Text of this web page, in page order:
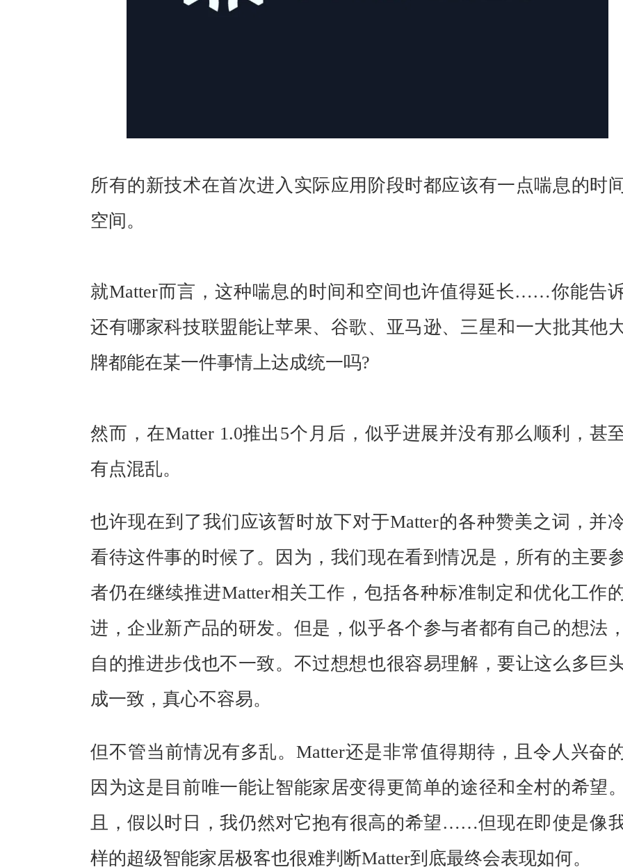
所有的新技术在首次进入实际应用阶段时都应该有一点喘息的时
空间。
就Matter而言，这种喘息的时间和空间也许值得延长……你能告
还有哪家科技联盟能让苹果、谷歌、亚马逊、三星和一大批其他
牌都能在某一件事情上达成统一吗?
然而，在Matter 1.0推出5个月后，似乎进展并没有那么顺利，甚
有点混乱。
也许现在到了我们应该暂时放下对于Matter的各种赞美之词，并
看待这件事的时候了。因为，我们现在看到情况是，所有的主要
者仍在继续推进Matter相关工作，包括各种标准制定和优化工作
进，企业新产品的研发。但是，似乎各个参与者都有自己的想法
自的推进步伐也不一致。不过想想也很容易理解，要让这么多巨
成一致，真心不容易。
但不管当前情况有多乱。Matter还是非常值得期待，且令人兴奋
因为这是目前唯一能让智能家居变得更简单的途径和全村的希望
且，假以时日，我仍然对它抱有很高的希望……但现在即使是像
样的超级智能家居极客也很难判断Matter到底最终会表现如何。